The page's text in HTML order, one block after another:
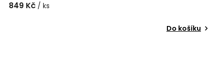
849 Kč / ks
Do košíku